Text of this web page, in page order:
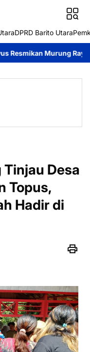
DPRD Barito Utara
Raya Expo 2026, Ajak
Desa
Topus,
Hadir di